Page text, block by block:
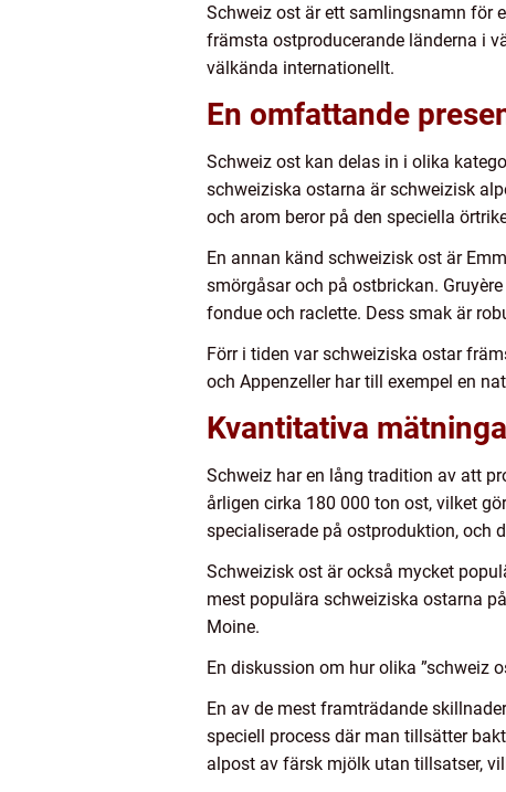
Schweiz ost är ett samlingsnamn för
främsta ostproducerande länderna i
välkända internationellt.
En omfattande
Schweiz ost kan delas in i olika
schweiziska ostarna är schweizisk
och arom beror på den speciella
En annan känd schweizisk ost är
smörgåsar och på ostbrickan.
fondue och raclette. Dess smak är
Förr i tiden var schweiziska ostar
och Appenzeller har till exempel en
Kvantitativa
Schweiz har en lång tradition av att
årligen cirka 180 000 ton ost, vilket
specialiserade på ostproduktion, och
Schweizisk ost är också mycket
mest populära schweiziska ostarna
Moine.
En diskussion om hur olika ”schweiz
En av de mest framträdande
speciell process där man tillsätter
alpost av färsk mjölk utan tillsatser,